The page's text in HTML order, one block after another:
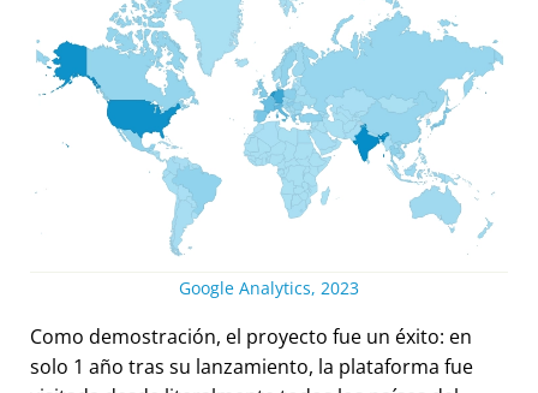
Google Analytics, 2023
Como demostración, el proyecto fue un éxito: en
solo 1 año tras su lanzamiento, la plataforma fue